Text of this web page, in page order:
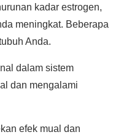
kadar estrogen,
meningkat. Beberapa
Anda.
dalam sistem
dan mengalami
efek mual dan